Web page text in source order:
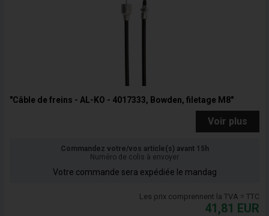
"Câble de freins - AL-KO - 4017333, Bowden, filetage M8"
Voir plus
Commandez votre/vos article(s) avant 15h
Numéro de colis à envoyer
Votre commande sera expédiée le mandag
Les prix comprennent la TVA = TTC
41,81 EUR